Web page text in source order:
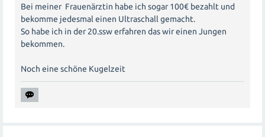
Bei meiner Frauenärztin habe ich sogar 100€ bezahlt und
bekomme jedesmal einen Ultraschall gemacht.
So habe ich in der 20.ssw erfahren das wir einen Jungen
bekommen.
Noch eine schöne Kugelzeit